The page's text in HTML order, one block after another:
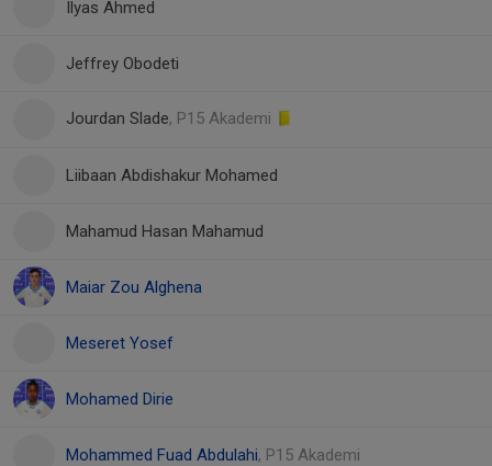
Ilyas Ahmed
Jeffrey Obodeti
Jourdan Slade, P15 Akademi
Liibaan Abdishakur Mohamed
Mahamud Hasan Mahamud
Maiar Zou Alghena
Meseret Yosef
Mohamed Dirie
Mohammed Fuad Abdulahi, P15 Akademi